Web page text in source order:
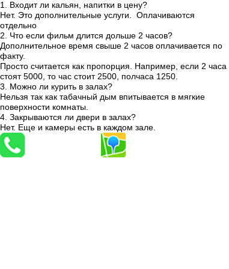
1. Входит ли кaльян, напитки в цену?
Нет. Это дополнительные услуги. Оплачиваются
отдельно
2. Что если фильм длится дольше 2 часов?
Дополнительное время свыше 2 часов оплачивается по
факту.
Просто считается как пропорция. Например, если 2 часа
стоят 5000, то час стоит 2500, полчаса 1250.
3. Можно ли курить в залах?
Нельзя так как табачный дым впитывается в мягкие
поверхности комнаты.
4. Закрываются ли двери в залах?
Нет. Еще и камеры есть в каждом зале.